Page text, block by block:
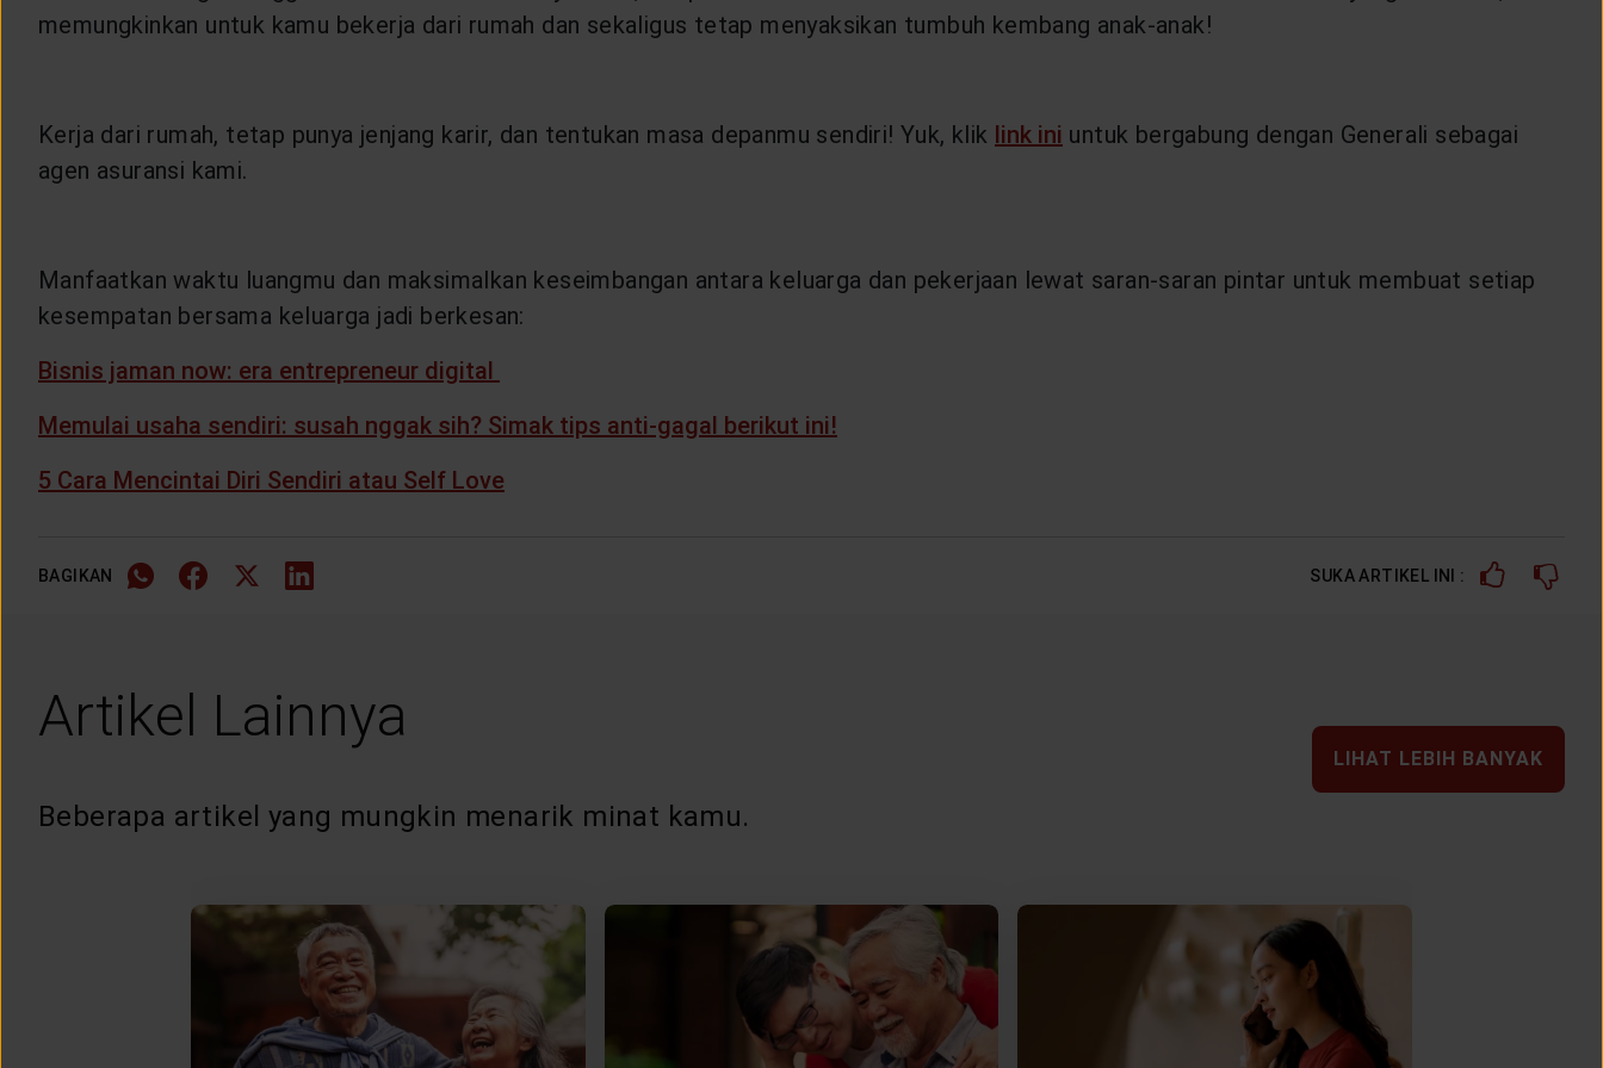
memungkinkan untuk kamu bekerja dari rumah dan sekaligus tetap menyaksikan tumbuh kembang anak-anak!
Kerja dari rumah, tetap punya jenjang karir, dan tentukan masa depanmu sendiri! Yuk, klik link ini untuk bergabung dengan Generali sebagai
agen asuransi kami.
Manfaatkan waktu luangmu dan maksimalkan keseimbangan antara keluarga dan pekerjaan lewat saran-saran pintar untuk membuat setiap
kesempatan bersama keluarga jadi berkesan:
Bisnis jaman now: era entrepreneur digital
Memulai usaha sendiri: susah nggak sih? Simak tips anti-gagal berikut ini!
5 Cara Mencintai Diri Sendiri atau Self Love
BAGIKAN SUKA ARTIKEL INI :
Artikel Lainnya
Beberapa artikel yang mungkin menarik minat kamu.
LIHAT LEBIH BANYAK